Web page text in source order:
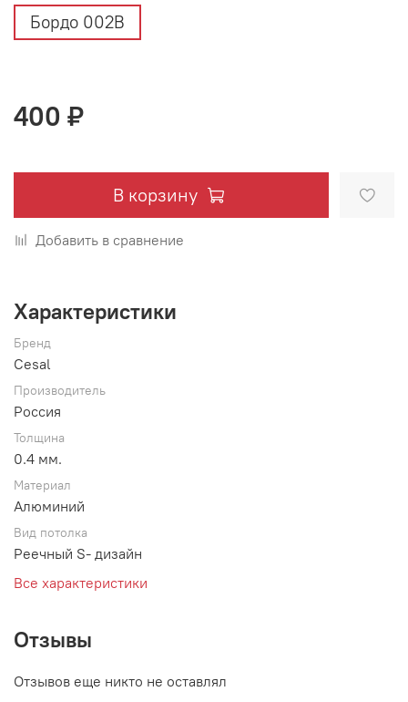
Бордо 002В
400 ₽
В корзину
Добавить в сравнение
Характеристики
Бренд
Cesal
Производитель
Россия
Толщина
0.4 мм.
Материал
Алюминий
Вид потолка
Реечный S- дизайн
Все характеристики
Отзывы
Отзывов еще никто не оставлял